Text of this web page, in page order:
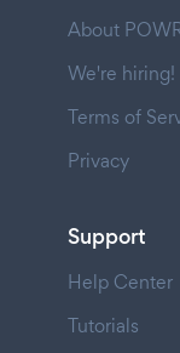
About
We're hiring!
Terms of
Privacy
Support
Help Center
Tutorials